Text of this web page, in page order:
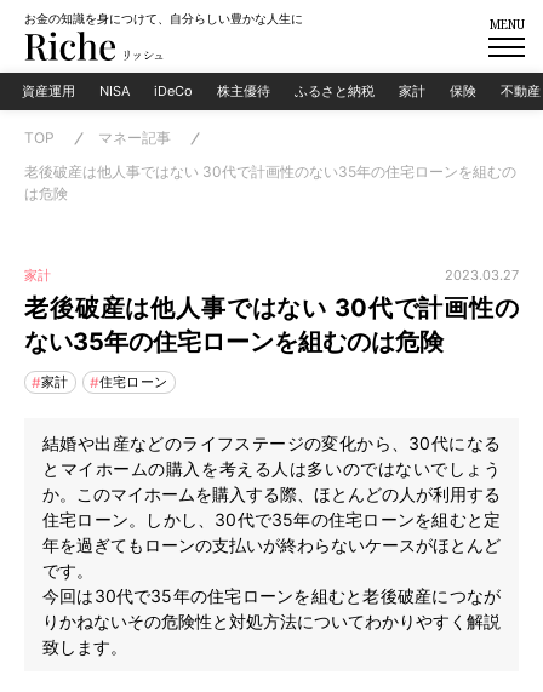
お金の知識を身につけて、自分らしい豊かな人生に MENU
資産運用 NISA iDeCo 株主優待 ふるさと納税 家計 保険 不動産
TOP
マネー記事
老後破産は他人事ではない 30代で計画性のない35年の住宅ローンを組むの
は危険
家計 2023.03.27
老後破産は他人事ではない 30代で計画性の
ない35年の住宅ローンを組むのは危険
家計 住宅ローン
結婚や出産などのライフステージの変化から、30代になる
とマイホームの購入を考える人は多いのではないでしょう
か。このマイホームを購入する際、ほとんどの人が利用する
住宅ローン。しかし、30代で35年の住宅ローンを組むと定
年を過ぎてもローンの支払いが終わらないケースがほとんど
です。
今回は30代で35年の住宅ローンを組むと老後破産につなが
りかねないその危険性と対処方法についてわかりやすく解説
致します。